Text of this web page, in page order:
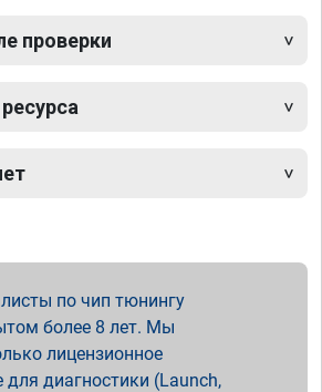
проверки
по чип тюнингу
более 8 лет. Мы
лицензионное
для диагностики (Launch,